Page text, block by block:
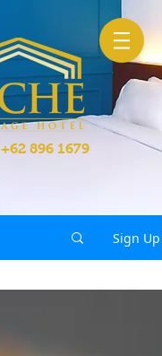
+62 896 1679
Sign Up